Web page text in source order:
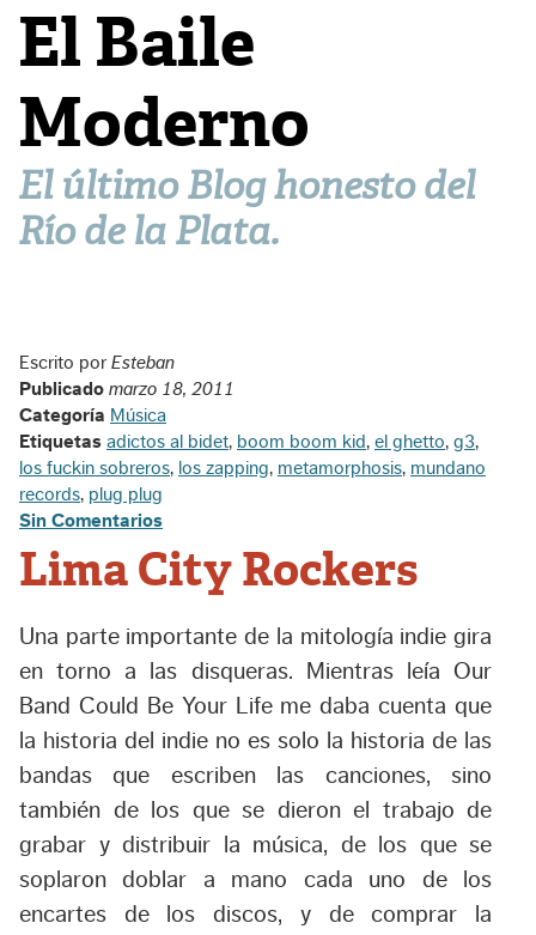
El Baile
Moderno
El último Blog honesto del
Río de la Plata.
Escrito porEsteban
Publicado marzo 18, 2011
Categoría Música
Etiquetas adictos al bidet, boom boom kid, el ghetto, g3,
los fuckin sobreros, los zapping, metamorphosis, mundano
records, plug plug
Sin Comentarios
Lima City Rockers
Una parte importante de la mitología indie gira
en torno a las disqueras. Mientras leía Our
Band Could Be Your Life me daba cuenta que
la historia del indie no es solo la historia de las
bandas que escriben las canciones, sino
también de los que se dieron el trabajo de
grabar y distribuir la música, de los que se
soplaron doblar a mano cada uno de los
encartes de los discos, y de comprar la